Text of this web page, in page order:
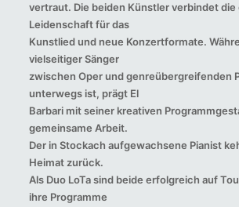
vertraut. Die beiden Künstler verbindet die
Leidenschaft für das
Kunstlied und neue Konzertformate.
vielseitiger Sänger
zwischen Oper und genreübergreifenden
unterwegs ist, prägt El
Barbari mit seiner kreativen
gemeinsame Arbeit.
Der in Stockach aufgewachsene Pianist
Heimat zurück.
Als Duo LoTa sind beide erfolgreich auf
ihre Programme